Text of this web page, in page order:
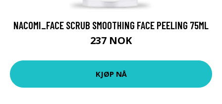
NACOMI_FACE SCRUB SMOOTHING FACE PEELING 75ML
237 NOK
KJØP NÅ